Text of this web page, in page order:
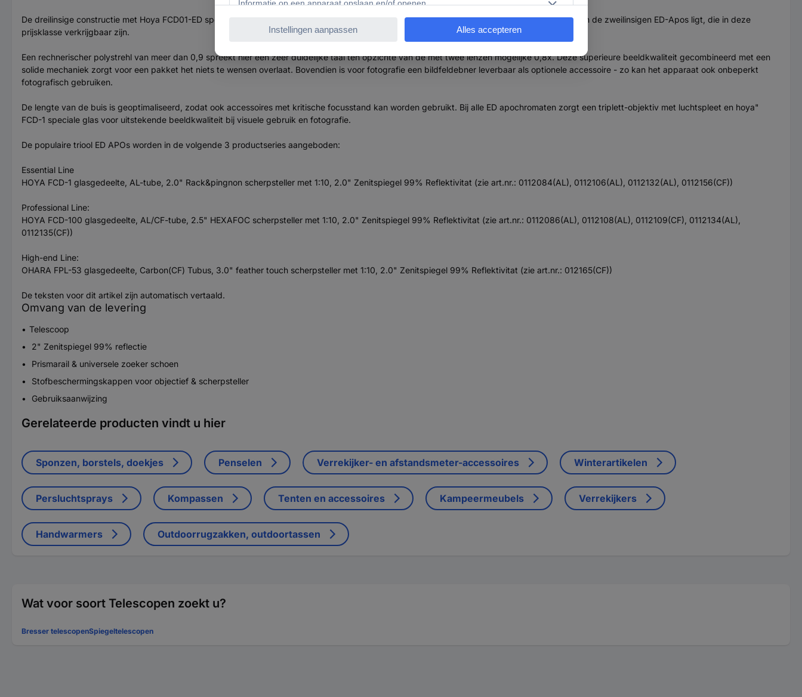
De dreilinsige constructie met Hoya FCD01-ED speciale glas en twee luchtspleten maakt een correctie, die duidelijk zichtbaar over het niveau van de zweilinsigen ED-Apos ligt, die in deze
prijsklasse verkrijgbaar zijn.
Een rechnerischer polystrehl van meer dan 0,9 spreekt hier een zeer duidelijke taal ten opzichte van de met twee lenzen mogelijke 0,8x. Deze superieure beeldkwaliteit gecombineerd met een
solide mechaniek zorgt voor een pakket het niets te wensen overlaat. Bovendien is voor fotografie een bildfeldebner leverbaar als optionele accessoire - zo kan het apparaat ook onbeperkt
fotografisch gebruiken.
De lengte van de buis is geoptimaliseerd, zodat ook accessoires met kritische focusstand kan worden gebruikt. Bij alle ED apochromaten zorgt een triplett-objektiv met luchtspleet en hoya"
FCD-1 speciale glas voor uitstekende beeldkwaliteit bij visuele gebruik en fotografie.
De populaire triool ED APOs worden in de volgende 3 productseries aangeboden:
Essential Line
HOYA FCD-1 glasgedeelte, AL-tube, 2.0" Rack&pingnon scherpsteller met 1:10, 2.0" Zenitspiegel 99% Reflektivitat (zie art.nr.: 0112084(AL), 0112106(AL), 0112132(AL), 0112156(CF))
Professional Line:
HOYA FCD-100 glasgedeelte, AL/CF-tube, 2.5" HEXAFOC scherpsteller met 1:10, 2.0" Zenitspiegel 99% Reflektivitat (zie art.nr.: 0112086(AL), 0112108(AL), 0112109(CF), 0112134(AL),
0112135(CF))
High-end Line:
OHARA FPL-53 glasgedeelte, Carbon(CF) Tubus, 3.0" feather touch scherpsteller met 1:10, 2.0" Zenitspiegel 99% Reflektivitat (zie art.nr.: 012165(CF))
De teksten voor dit artikel zijn automatisch vertaald.
Omvang van de levering
Telescoop
2" Zenitspiegel 99% reflectie
Prismarail & universele zoeker schoen
Stofbeschermingskappen voor objectief & scherpsteller
Gebruiksaanwijzing
Gerelateerde producten vindt u hier
Sponzen, borstels, doekjes Penselen Verrekijker- en afstandsmeter-accessoires Winterartikelen
Persluchtsprays Kompassen Tenten en accessoires Kampeermeubels Verrekijkers
Handwarmers Outdoorrugzakken, outdoortassen
Wat voor soort Telescopen zoekt u?
Bresser telescopenSpiegeltelescopen